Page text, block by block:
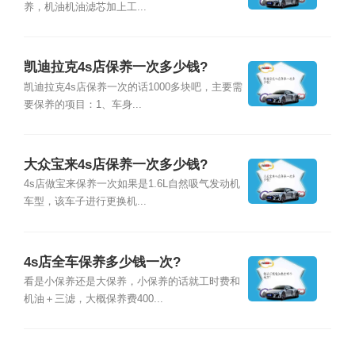
养，机油机油滤芯加上工...
凯迪拉克4s店保养一次多少钱?
凯迪拉克4s店保养一次的话1000多块吧，主要需
要保养的项目：1、车身...
大众宝来4s店保养一次多少钱?
4s店做宝来保养一次如果是1.6L自然吸气发动机
车型，该车子进行更换机...
4s店全车保养多少钱一次?
看是小保养还是大保养，小保养的话就工时费和
机油＋三滤，大概保养费400...